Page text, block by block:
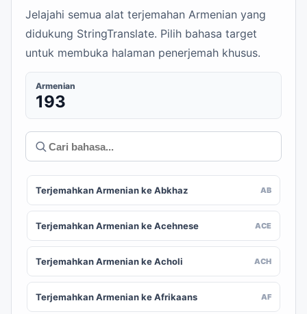
Jelajahi semua alat terjemahan Armenian yang
didukung StringTranslate. Pilih bahasa target
untuk membuka halaman penerjemah khusus.
Armenian
193
Terjemahkan Armenian ke Abkhaz AB
Terjemahkan Armenian ke Acehnese ACE
Terjemahkan Armenian ke Acholi ACH
Terjemahkan Armenian ke Afrikaans AF